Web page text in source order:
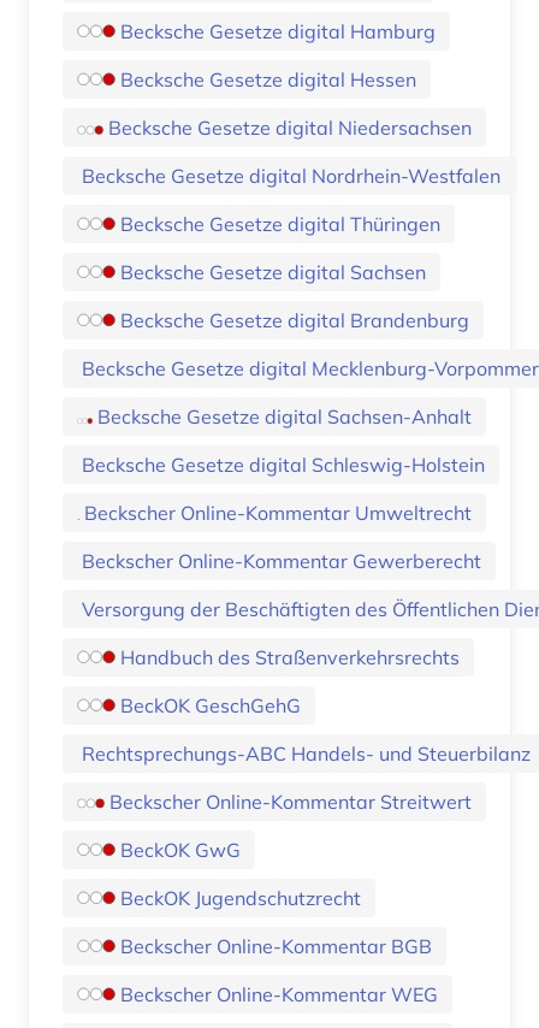
Becksche Gesetze digital Hamburg
Becksche Gesetze digital Hessen
Becksche Gesetze digital Niedersachsen
Becksche Gesetze digital Nordrhein-Westfalen
Becksche Gesetze digital Thüringen
Becksche Gesetze digital Sachsen
Becksche Gesetze digital Brandenburg
Becksche Gesetze digital Mecklenburg-
Becksche Gesetze digital Sachsen-Anhalt
Becksche Gesetze digital Schleswig-Holstein
Beckscher Online-Kommentar Umweltrecht
Beckscher Online-Kommentar Gewerberecht
Handbuch des Straßenverkehrsrechts
BeckOK GeschGehG
Rechtsprechungs-ABC Handels- und Steuerbilanz
Beckscher Online-Kommentar Streitwert
BeckOK GwG
BeckOK Jugendschutzrecht
Beckscher Online-Kommentar BGB
Beckscher Online-Kommentar WEG